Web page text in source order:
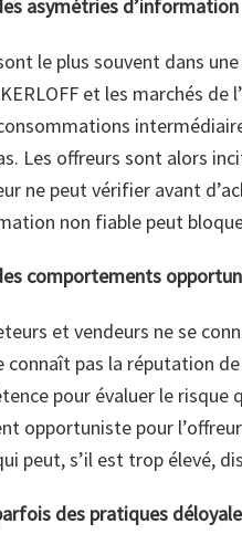
asymétries d’information
le plus souvent dans
et les marchés
Les offreurs sont alors
ne peut vérifier avant
non fiable peut
comportements
et vendeurs ne se
connaît pas la réputation
pour évaluer le risque
opportuniste pour
peut, s’il est trop élevé,
des pratiques